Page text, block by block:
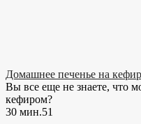
Домашнее печенье на
Вы все еще не знаете, что
кефиром?
30 мин.51